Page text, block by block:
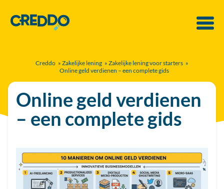
Creddo » Zakelijke lening »Zakelijke lening voor starters »
Online geld verdienen – een complete gids
Online geld verdienen
– een complete gids